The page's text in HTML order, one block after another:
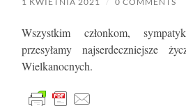
Wszystkim członkom,
przesyłamy najserdeczniejsze
Wielkanocnych.